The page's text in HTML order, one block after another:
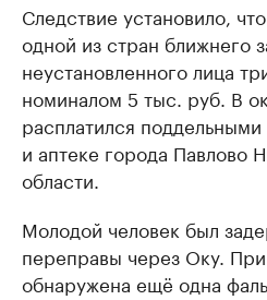
Следствие установило,
одной из стран ближнего
неустановленного лица
номиналом 5 тыс. руб. В
расплатился
и аптеке города Павлово
области.
Молодой человек был
переправы через Оку.
обнаружена ещё одна